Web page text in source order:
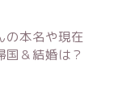
の本名や現在
国＆結婚は？